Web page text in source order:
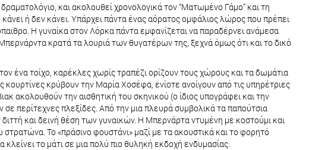
και ακολουθεί χρονολογικά τον “Ματωμένο Γάμο” και τη
ή δεν κάνει. Υπάρχει πάντα ένας αόρατος ομφάλιος λώρος που πρέπει
Η γυναίκα στον Λόρκα πάντα εμφανίζεται να παραδέρνει ανάμεσα
κρατά τα λουριά των θυγατέρων της, ξεχνά όμως ότι και το δικό
ένα τοίχο, καρέκλες χωρίς τραπέζι ορίζουν τους χώρους και τα δωμάτια
κρύβουν την Μαρία Χοσέφα, ενίοτε ανοίγουν από τις υπηρέτριες
ακολουθούν την αισθητική του σκηνικού (ο ίδιος υπογράφει και την
περίτεχνες πλεξίδες. Από την μια πλευρά συμβολικά τα παπούτσια
και δεινή θέση των γυναικών. Η Μπερνάρτα ντυμένη με κοστούμι και
Το «πράσινο φουστάνι» μαζί με τα ακουστικά και το φορητό
το μάτι σε μια πολύ πιο θυληκή εκδοχή ενδυμασίας.